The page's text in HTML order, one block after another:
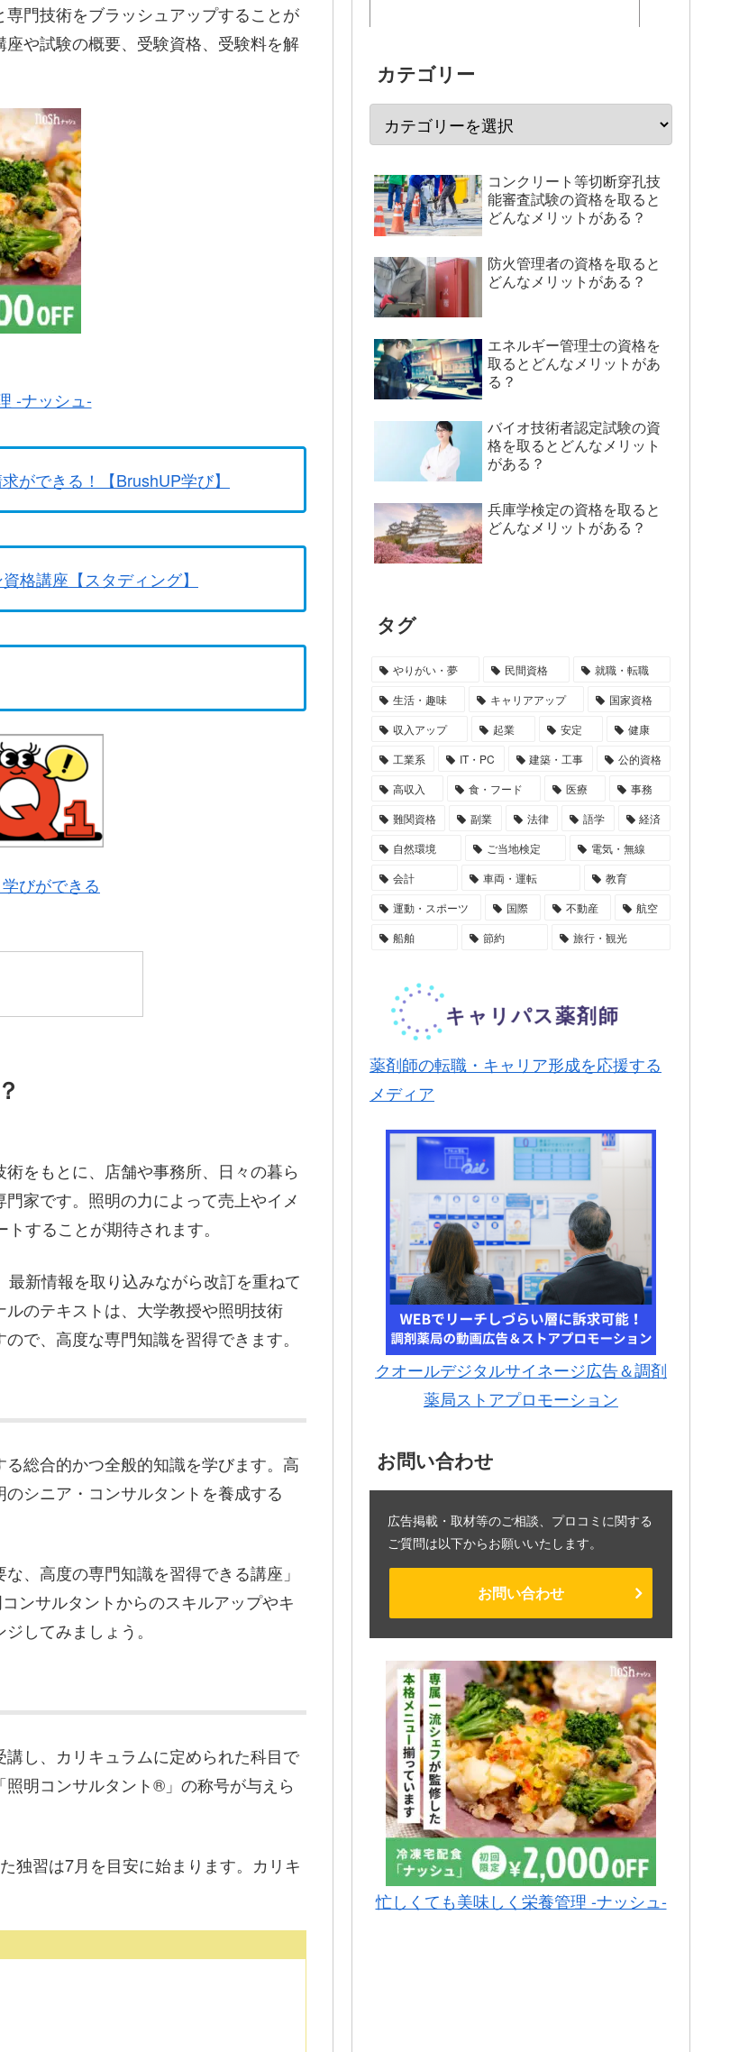
門技術をブラッシュアップすることが
や試験の概要、受験資格、受験料を解
-ナッシュ-
ができる！【BrushUP学び】
格講座【スタディング】
びができる
をもとに、店舗や事務所、日々の暮ら
家です。照明の力によって売上やイメ
することが期待されます。
新情報を取り込みながら改訂を重ねて
のテキストは、大学教授や照明技術
で、高度な専門知識を習得できます。
総合的かつ全般的知識を学びます。高
シニア・コンサルタントを養成する
、高度の専門知識を習得できる講座」
ンサルタントからのスキルアップやキ
してみましょう。
し、カリキュラムに定められた科目で
明コンサルタント®」の称号が与えら
独習は7月を目安に始まります。カリキ
カテゴリー
コンクリート等切断穿孔技
能審査試験の資格を取ると
どんなメリットがある？
防火管理者の資格を取ると
どんなメリットがある？
エネルギー管理士の資格を
取るとどんなメリットがあ
る？
バイオ技術者認定試験の資
格を取るとどんなメリット
がある？
兵庫学検定の資格を取ると
どんなメリットがある？
タグ
やりがい・夢 民間資格
就職・転職
生活・趣味
キャリアアップ
国家資格
収入アップ
起業 安定
健康
工業系
IT・PC 建築・工事
公的資格
高収入
食・フード 医療
事務
難関資格
副業 法律 語学
経済
自然環境
ご当地検定
電気・無線
会計
車両・運転
教育
運動・スポーツ
国際 不動産
航空
船舶
節約 旅行・観光
薬剤師の転職・キャリア形成を応援する
メディア
クオールデジタルサイネージ広告＆調剤
薬局ストアプロモーション
お問い合わせ
広告掲載・取材等のご相談、プロコミに関する
ご質問は以下からお願いいたします。
お問い合わせ
忙しくても美味しく栄養管理 -ナッシュ-